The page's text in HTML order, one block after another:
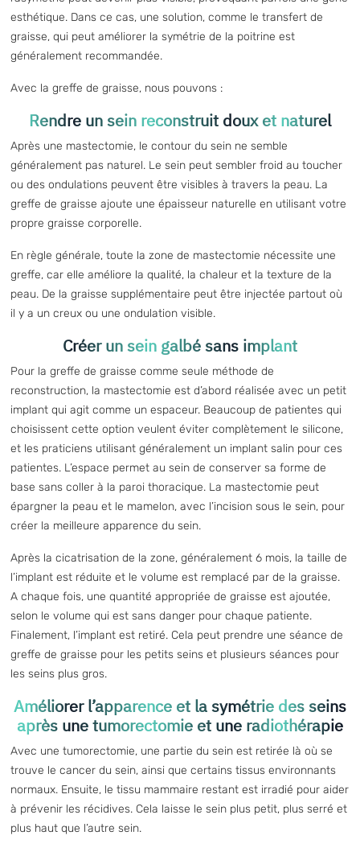
esthétique. Dans ce cas, une solution, comme le transfert de
graisse, qui peut améliorer la symétrie de la poitrine est
généralement recommandée.
Avec la greffe de graisse, nous pouvons :
Rendre un sein reconstruit doux et naturel
Après une mastectomie, le contour du sein ne semble
généralement pas naturel. Le sein peut sembler froid au toucher
ou des ondulations peuvent être visibles à travers la peau. La
greffe de graisse ajoute une épaisseur naturelle en utilisant votre
propre graisse corporelle.
En règle générale, toute la zone de mastectomie nécessite une
greffe, car elle améliore la qualité, la chaleur et la texture de la
peau. De la graisse supplémentaire peut être injectée partout où
il y a un creux ou une ondulation visible.
Créer un sein galbé sans implant
Pour la greffe de graisse comme seule méthode de
reconstruction, la mastectomie est d’abord réalisée avec un petit
implant qui agit comme un espaceur. Beaucoup de patientes qui
choisissent cette option veulent éviter complètement le silicone,
et les praticiens utilisant généralement un implant salin pour ces
patientes. L’espace permet au sein de conserver sa forme de
base sans coller à la paroi thoracique. La mastectomie peut
épargner la peau et le mamelon, avec l’incision sous le sein, pour
créer la meilleure apparence du sein.
Après la cicatrisation de la zone, généralement 6 mois, la taille de
l’implant est réduite et le volume est remplacé par de la graisse.
A chaque fois, une quantité appropriée de graisse est ajoutée,
selon le volume qui est sans danger pour chaque patiente.
Finalement, l’implant est retiré. Cela peut prendre une séance de
greffe de graisse pour les petits seins et plusieurs séances pour
les seins plus gros.
Améliorer l’apparence et la symétrie des seins
après une tumorectomie et une radiothérapie
Avec une tumorectomie, une partie du sein est retirée là où se
trouve le cancer du sein, ainsi que certains tissus environnants
normaux. Ensuite, le tissu mammaire restant est irradié pour aider
à prévenir les récidives. Cela laisse le sein plus petit, plus serré et
plus haut que l’autre sein.